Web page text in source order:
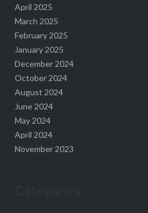
April 2025
March 2025
February 2025
January 2025
December 2024
October 2024
August 2024
June 2024
May 2024
April 2024
November 2023